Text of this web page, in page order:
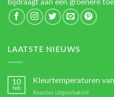
bijdraagt aan een groenere
LAATSTE NIEUWS
10
feb
Kleurtemperaturen
Reacties uitgeschakeld